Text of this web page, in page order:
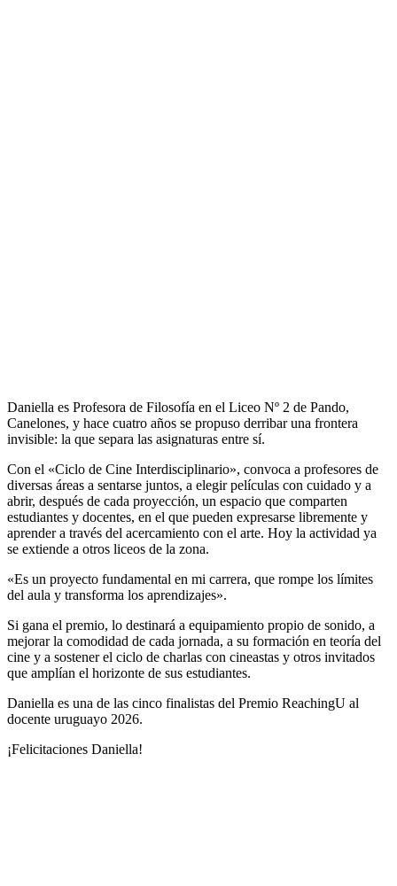
Daniella es Profesora de Filosofía en el Liceo Nº 2 de Pando,
Canelones, y hace cuatro años se propuso derribar una frontera
invisible: la que separa las asignaturas entre sí.
Con el «Ciclo de Cine Interdisciplinario», convoca a profesores de
diversas áreas a sentarse juntos, a elegir películas con cuidado y a
abrir, después de cada proyección, un espacio que comparten
estudiantes y docentes, en el que pueden expresarse libremente y
aprender a través del acercamiento con el arte. Hoy la actividad ya
se extiende a otros liceos de la zona.
«Es un proyecto fundamental en mi carrera, que rompe los límites
del aula y transforma los aprendizajes».
Si gana el premio, lo destinará a equipamiento propio de sonido, a
mejorar la comodidad de cada jornada, a su formación en teoría del
cine y a sostener el ciclo de charlas con cineastas y otros invitados
que amplían el horizonte de sus estudiantes.
Daniella es una de las cinco finalistas del Premio ReachingU al
docente uruguayo 2026.
¡Felicitaciones Daniella!